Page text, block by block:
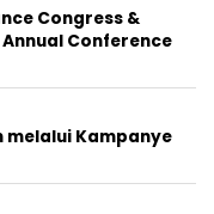
Congress &
Conference
melalui Kampanye